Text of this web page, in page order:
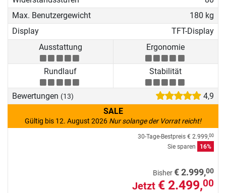
Max. Benutzergewicht
180 kg
Display
TFT-Display
Ausstattung
Ergonomie
Rundlauf Stabilität
Bewertungen (13)
4,9
SALE
Gültig bis 12. August 2026 Nur solange der Vorrat reicht!
30-Tage-Bestpreis € 2.999,00
Sie sparen 16%
Bisher€ 2.999,00
Jetzt € 2.499,00